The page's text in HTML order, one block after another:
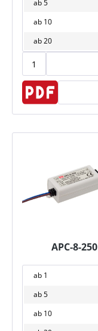
ab5
ab 10
ab20
APC-8-250
ab 1
ab5
ab 10